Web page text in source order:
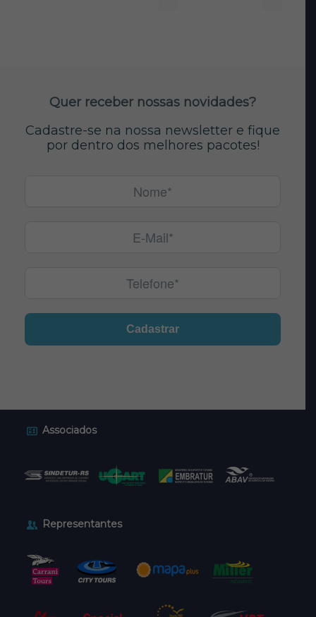
Quer receber nossas novidades?
Cadastre-se na nossa newsletter e fique
por dentro dos melhores pacotes!
Associados
Representantes